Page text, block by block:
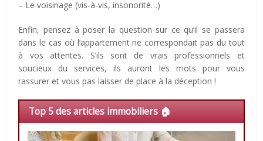
– Le voisinage (vis-à-vis, insonorité…)
Enfin, pensez à poser la question sur ce qu’il se passera
dans le cas où l’appartement ne correspondait pas du tout
à vos attentes. S’ils sont de vrais professionnels et
soucieux du services, ils auront les mots pour vous
rassurer et vous pas laisser de place à la déception !
Top 5 des articles immobiliers 🏠